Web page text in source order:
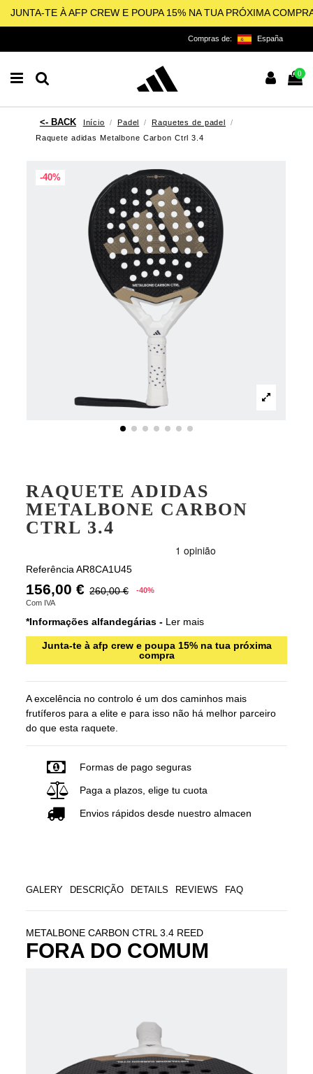
JUNTA-TE À AFP CREW E POUPA 15% NA TUA PRÓXIMA
Compras de: España
0
Início Padel
Raquetes de padel
Raquete adidas Metalbone Carbon Ctrl 3.4
-40%
RAQUETE ADIDAS
METALBONE CARBON
CTRL 3.4
Referência AR8CA1U45
156,00 € 260,00 €
-40%
Com IVA
*Informações alfandegárias - Ler mais
Junta-te à afp crew e poupa 15% na tua próxima
compra
A excelência no controlo é um dos caminhos mais
frutíferos para a elite e para isso não há melhor parceiro
do que esta raquete.
Formas de pago seguras
Paga a plazos, elige tu cuota
Envios rápidos desde nuestro almacen
GALERY DESCRIÇÃO DETAILS REVIEWS FAQ
METALBONE CARBON CTRL 3.4 REED
FORA DO COMUM